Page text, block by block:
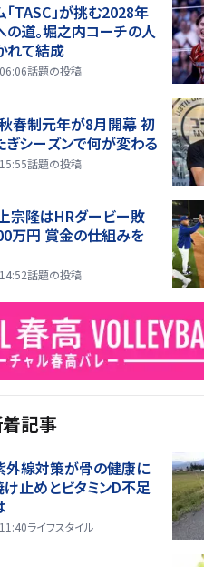
TASC」が挑む2028年
の道。堀之内コーチの人
れて結成
話題の投稿
秋春制元年が8月開幕 初
ぎシーズンで何が変わる
話題の投稿
上宗隆はHRダービー敗
万円 賞金の仕組みを
話題の投稿
記事
外線対策が骨の健康に
止めとビタミンD不足
ライフスタイル